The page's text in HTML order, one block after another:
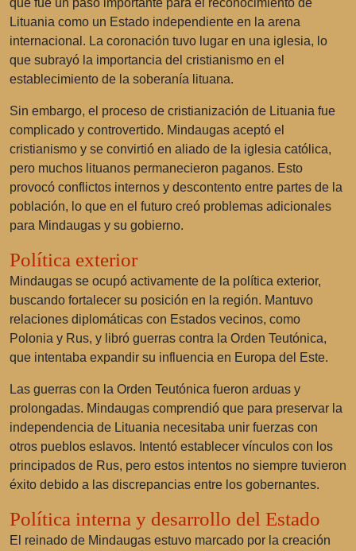
que fue un paso importante para el reconocimiento de
Lituania como un Estado independiente en la arena
internacional. La coronación tuvo lugar en una iglesia, lo
que subrayó la importancia del cristianismo en el
establecimiento de la soberanía lituana.
Sin embargo, el proceso de cristianización de Lituania fue
complicado y controvertido. Mindaugas aceptó el
cristianismo y se convirtió en aliado de la iglesia católica,
pero muchos lituanos permanecieron paganos. Esto
provocó conflictos internos y descontento entre partes de la
población, lo que en el futuro creó problemas adicionales
para Mindaugas y su gobierno.
Política exterior
Mindaugas se ocupó activamente de la política exterior,
buscando fortalecer su posición en la región. Mantuvo
relaciones diplomáticas con Estados vecinos, como
Polonia y Rus, y libró guerras contra la Orden Teutónica,
que intentaba expandir su influencia en Europa del Este.
Las guerras con la Orden Teutónica fueron arduas y
prolongadas. Mindaugas comprendió que para preservar la
independencia de Lituania necesitaba unir fuerzas con
otros pueblos eslavos. Intentó establecer vínculos con los
principados de Rus, pero estos intentos no siempre tuvieron
éxito debido a las discrepancias entre los gobernantes.
Política interna y desarrollo del Estado
El reinado de Mindaugas estuvo marcado por la creación